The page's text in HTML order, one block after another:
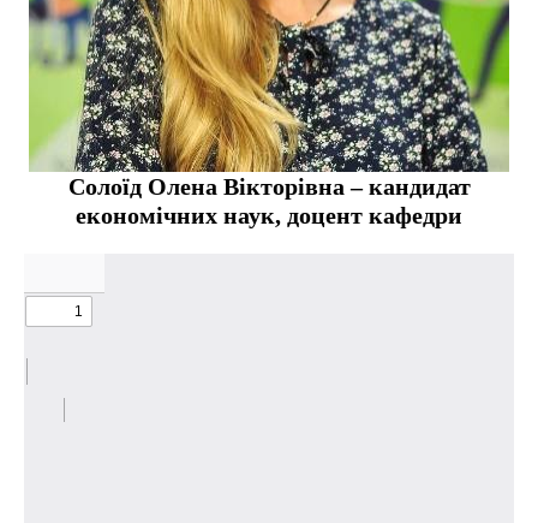
Солоїд Олена Вікторівна – кандидат
економічних наук, доцент кафедри